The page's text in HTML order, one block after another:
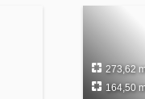
273,62
164,50